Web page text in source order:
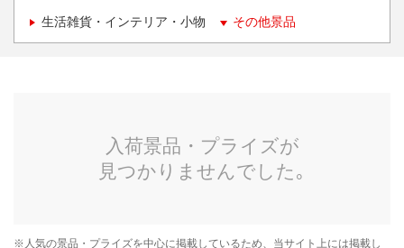
生活雑貨・インテリア・小物 その他景品